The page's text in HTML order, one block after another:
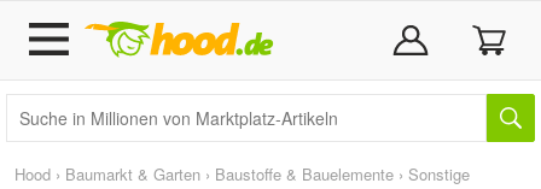
Hood › Baumarkt & Garten › Baustoffe & Bauelemente › Sonstige